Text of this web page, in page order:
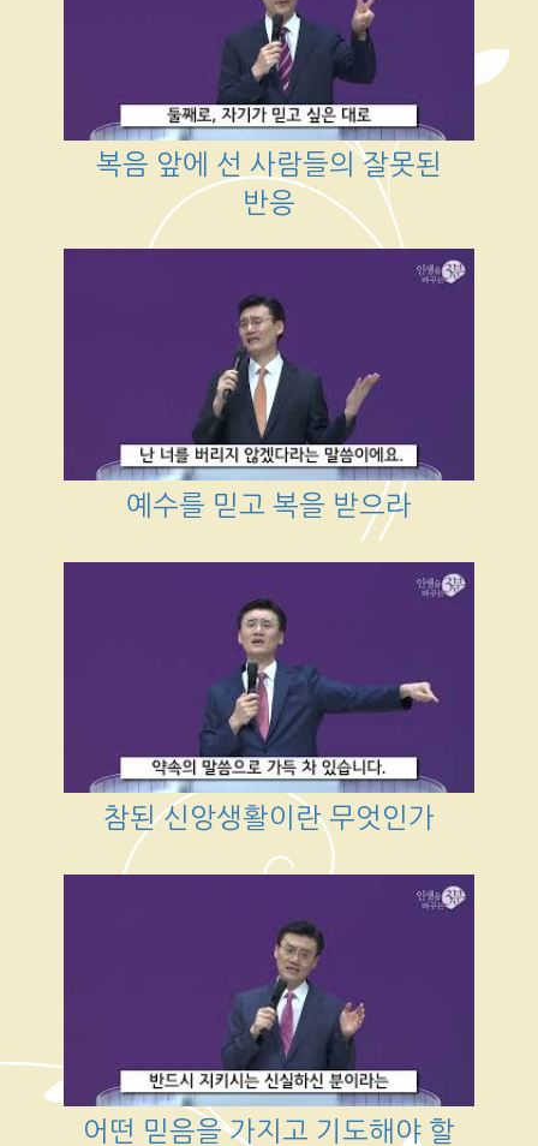
복음 앞에 선 사람들의 잘못된
반응
예수를 믿고 복을 받으라
참된 신앙생활이란 무엇인가
어떤 믿음을 가지고 기도해야 할